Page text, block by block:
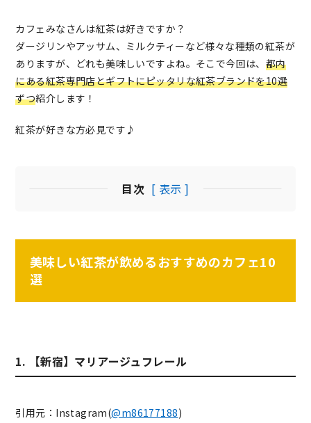
カフェみなさんは紅茶は好きですか？
ダージリンやアッサム、ミルクティーなど様々な種類の紅茶が
ありますが、どれも美味しいですよね。そこで今回は、 都内
にある紅茶専門店とギフトにピッタリな紅茶ブランドを10選
ずつ紹介します！
紅茶が好きな方必見です♪
目次 [ 表示 ]
美味しい紅茶が飲めるおすすめのカフェ10
選
1. 【新宿】マリアージュフレール
引用元：Instagram(@m86177188)